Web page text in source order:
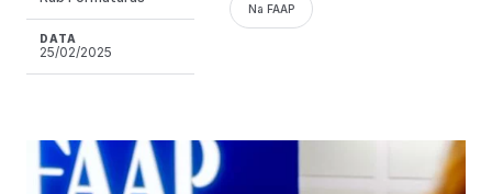
DATA
25/02/2025
Na FAAP